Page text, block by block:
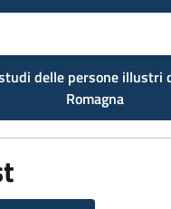
delle persone illustri
Romagna